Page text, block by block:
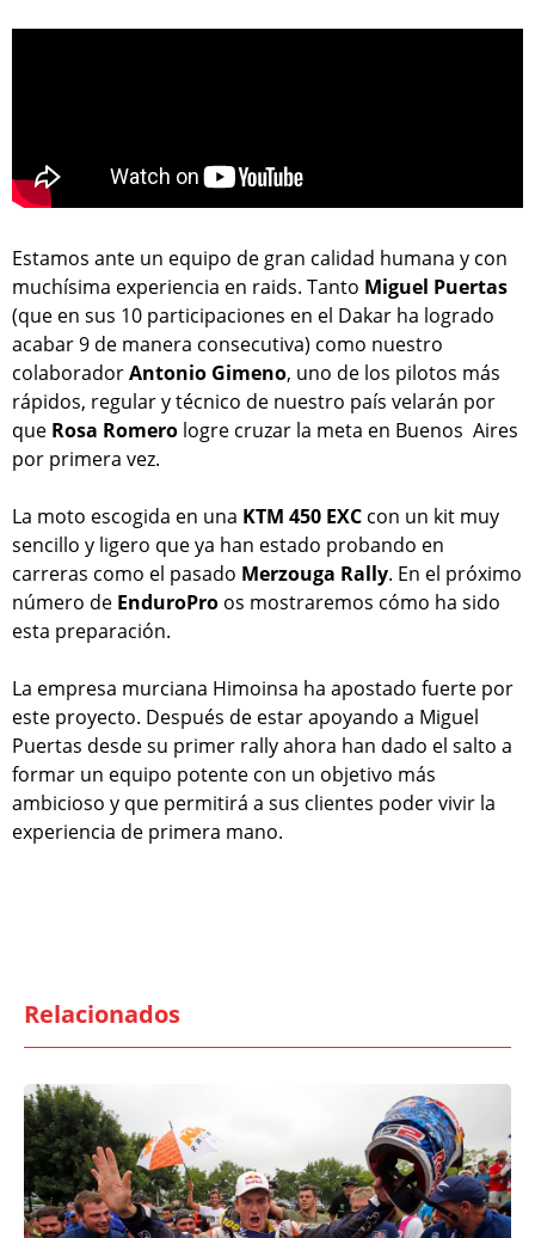
Estamos ante un equipo de gran calidad humana y con
muchísima experiencia en raids. Tanto Miguel Puertas
(que en sus 10 participaciones en el Dakar ha logrado
acabar 9 de manera consecutiva) como nuestro
colaboradorAntonio Gimeno, uno de los pilotos más
rápidos, regular y técnico de nuestro país velarán por
que Rosa Romero logre cruzar la meta en Buenos Aires
por primera vez.
La moto escogida en una KTM 450 EXC con un kit muy
sencillo y ligero que ya han estado probando en
carreras como el pasado Merzouga Rally. En el próximo
número de EnduroPro os mostraremos cómo ha sido
esta preparación.
La empresa murciana Himoinsa ha apostado fuerte por
este proyecto. Después de estar apoyando a Miguel
Puertas desde su primer rally ahora han dado el salto a
formar un equipo potente con un objetivo más
ambicioso y que permitirá a sus clientes poder vivir la
experiencia de primera mano.
Relacionados